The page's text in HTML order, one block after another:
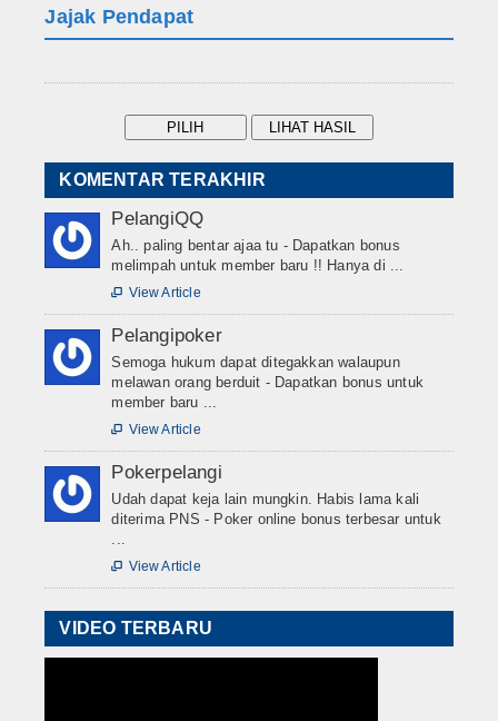
Jajak Pendapat
KOMENTAR TERAKHIR
PelangiQQ
Ah.. paling bentar ajaa tu - Dapatkan bonus
melimpah untuk member baru !! Hanya di ...
 View Article
Pelangipoker
Semoga hukum dapat ditegakkan walaupun
melawan orang berduit - Dapatkan bonus untuk
member baru ...
 View Article
Pokerpelangi
Udah dapat keja lain mungkin. Habis lama kali
diterima PNS - Poker online bonus terbesar untuk
...
 View Article
VIDEO TERBARU